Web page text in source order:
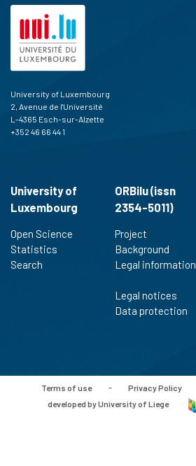
University of Luxembourg
2, Avenue de l'Université
L-4365 Esch-sur-Alzette
+352 46 66 44 1
University of
Luxembourg
Open Science
Statistics
Search
ORBilu (issn
2354-5011)
Project
Background
Legal information
Legal notices
Data protection
Terms of use - Privacy Policy
developed by University of Liege